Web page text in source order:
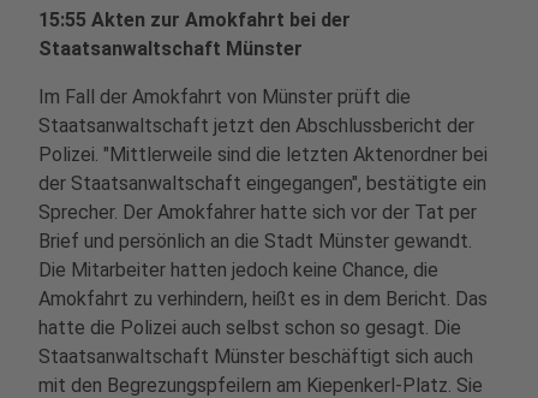
15:55 Akten zur Amokfahrt bei der
Staatsanwaltschaft Münster
Im Fall der Amokfahrt von Münster prüft die
Staatsanwaltschaft jetzt den Abschlussbericht der
Polizei. "Mittlerweile sind die letzten Aktenordner bei
der Staatsanwaltschaft eingegangen", bestätigte ein
Sprecher. Der Amokfahrer hatte sich vor der Tat per
Brief und persönlich an die Stadt Münster gewandt.
Die Mitarbeiter hatten jedoch keine Chance, die
Amokfahrt zu verhindern, heißt es in dem Bericht. Das
hatte die Polizei auch selbst schon so gesagt. Die
Staatsanwaltschaft Münster beschäftigt sich auch
mit den Begrezungspfeilern am Kiepenkerl-Platz. Sie